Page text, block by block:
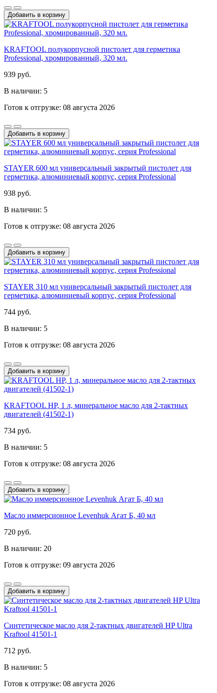
Добавить в корзину
KRAFTOOL полукорпусной пистолет для герметика
Professional, хромированный, 320 мл.
939 руб.
В наличии: 5
Готов к отгрузке: 08 августа 2026
Добавить в корзину
STAYER 600 мл универсальный закрытый пистолет для
герметика, алюминиевый корпус, серия Professional
938 руб.
В наличии: 5
Готов к отгрузке: 08 августа 2026
Добавить в корзину
STAYER 310 мл универсальный закрытый пистолет для
герметика, алюминиевый корпус, серия Professional
744 руб.
В наличии: 5
Готов к отгрузке: 08 августа 2026
Добавить в корзину
KRAFTOOL HP, 1 л, минеральное масло для 2-тактных
двигателей (41502-1)
734 руб.
В наличии: 5
Готов к отгрузке: 08 августа 2026
Добавить в корзину
Масло иммерсионное Levenhuk Агат Б, 40 мл
720 руб.
В наличии: 20
Готов к отгрузке: 09 августа 2026
Добавить в корзину
Синтетическое масло для 2-тактных двигателей HP Ultra
Kraftool 41501-1
712 руб.
В наличии: 5
Готов к отгрузке: 08 августа 2026